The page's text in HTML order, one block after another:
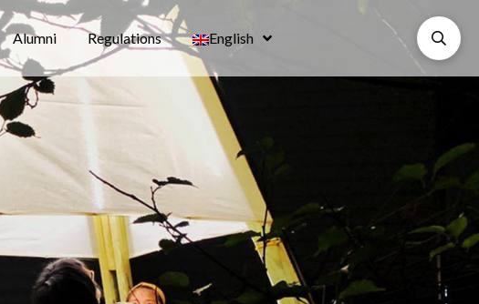
Alumni Regulations English